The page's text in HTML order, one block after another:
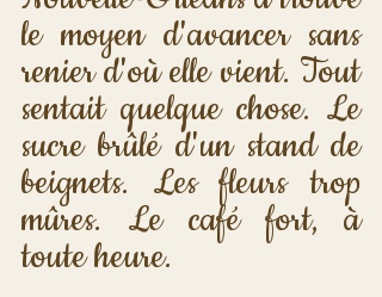
le moyen d'avancer sans
renier d'où elle vient. Tout
sentait quelque chose. Le
sucre brûlé d'un stand de
beignets. Les fleurs trop
mûres. Le café fort, à
toute heure.